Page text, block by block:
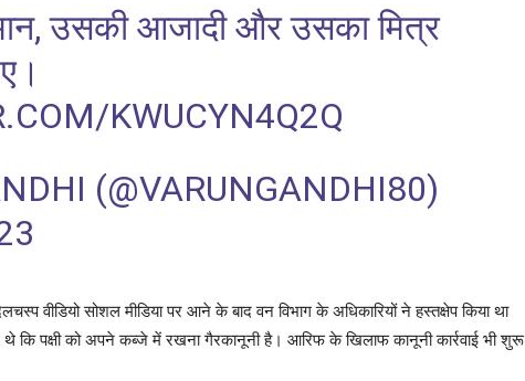
उसकी आजादी और उसका मित्र
KWUCYN4Q2Q
(@VARUNGANDHI80)
वीडियो सोशल मीडिया पर आने के बाद वन विभाग के अधिकारियों ने हस्तक्षेप किया था
पक्षी को अपने कब्जे में रखना गैरकानूनी है। आरिफ के खिलाफ कानूनी कार्रवाई भी शुरू